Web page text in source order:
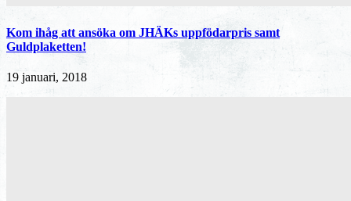
Kom ihåg att ansöka om JHÄKs uppfödarpris samt
Guldplaketten!
19 januari, 2018